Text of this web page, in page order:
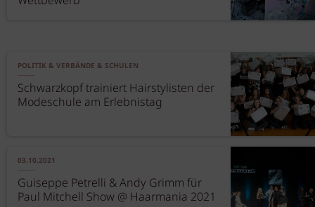
POLITIK & VERBÄNDE & SCHULEN
Schwarzkopf trainiert Hairstylisten der
Modeschule am Erlebnistag
03.10.2021
Guiseppe Petrelli & Andy Grimm für
Paul Mitchell Show @ Haarmania 2021